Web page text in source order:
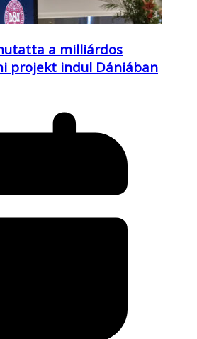
a milliárdos
projekt indul Dániában